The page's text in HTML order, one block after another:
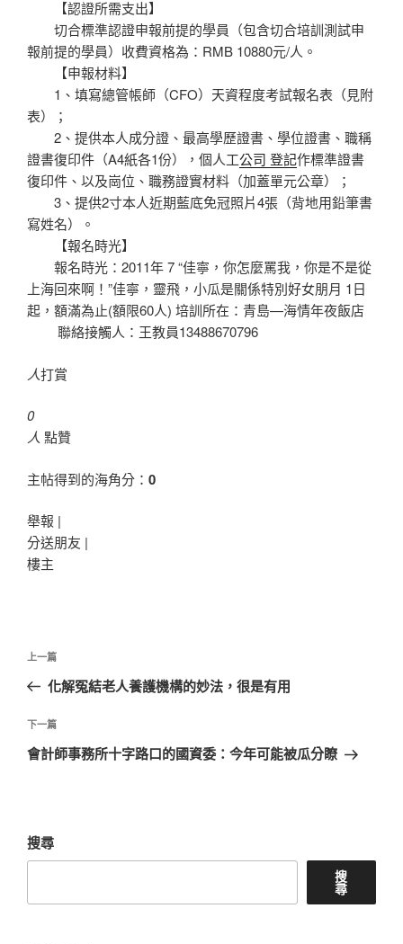
【認證所需支出】
切合標準認證申報前提的學員（包含切合培訓測試申
報前提的學員）收費資格為：RMB 10880元/人。
【申報材料】
1、填寫總管帳師（CFO）天資程度考試報名表（見附
表）；
2、提供本人成分證、最高學歷證書、學位證書、職稱
證書復印件（A4紙各1份），個人工公司 登記作標準證書
復印件、以及崗位、職務證實材料（加蓋單元公章）；
3、提供2寸本人近期藍底免冠照片4張（背地用鉛筆書
寫姓名）。
【報名時光】
報名時光：2011年 7 “佳寧，你怎麼罵我，你是不是從
上海回來啊！”佳寧，靈飛，小瓜是關係特別好女朋月 1日
起，額滿為止(額限60人) 培訓所在：青島—海情年夜飯店
聯絡接觸人：王教員13488670796
人打賞
0
人 點贊
主帖得到的海角分： 0
舉報 |
分送朋友 |
樓主
文
導
覽
上
一
文
章
上一篇
化解冤結老人養護機構的妙法，很是有用
下
一
下一篇
會計師事務所十字路口的國資委：今年可能被瓜分瞭
搜尋
搜
尋